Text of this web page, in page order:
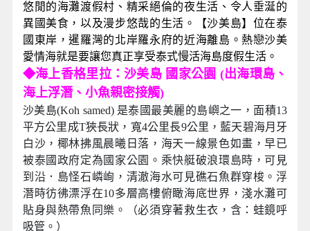
悠閒的海灘渡假村、精采絕倫的夜生活、令人垂涎的
異國美食，以及漫步悠哉的生活。【沙美島】位在泰
國東岸，暹羅灣的北岸羅永府的近海離島。熱戀沙美
愛情海就是要讓您真正享受泰式慢活海島度假生活。
◆海上香格里拉：沙美島 國家公園 (出海環島、
海上浮潛、小魚親密接觸)
沙美島(Koh samed) 是泰國最美麗的島嶼之一，面積13
平方公里成T狹長狀，寬4公里長9公里，藍天碧海月牙
白沙，椰林拂風晨曦日落，海天一線景色如畫，早已
被泰國政府定為國家公園。乘快艇破浪環島時，可見
到沿．島怪石嶙峋，清澈海水可見礁石魚群穿梭。浮
潛時彷彿漂浮在10多層高樓俯瞰海底世界，淺水灘可
貼身與熱帶魚同樂。（必須穿著救生衣，含：蛙鏡呼
吸管。）